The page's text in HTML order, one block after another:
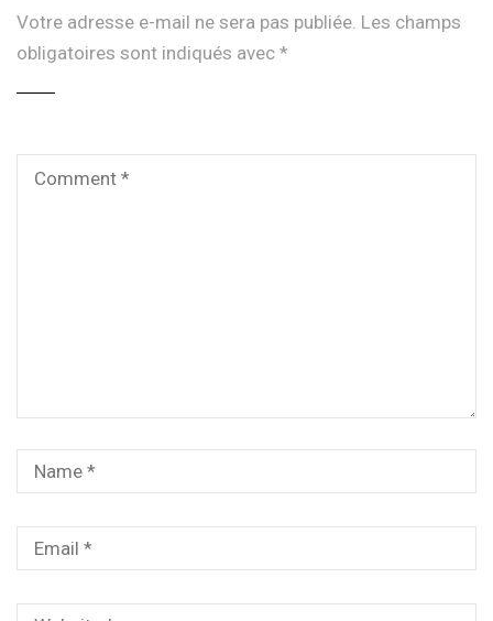
Votre adresse e-mail ne sera pas publiée. Les champs
obligatoires sont indiqués avec *